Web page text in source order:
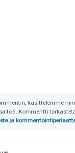
käsittelemme
Kommentti
ja